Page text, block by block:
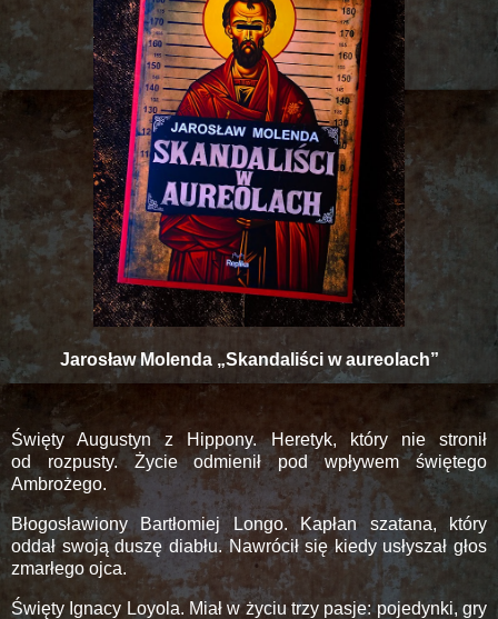
Jarosław Molenda „Skandaliści w aureolach”
Święty Augustyn z Hippony. Heretyk, który nie stronił
od rozpusty. Życie odmienił pod wpływem świętego
Ambrożego.
Błogosławiony Bartłomiej Longo. Kapłan szatana, który
oddał swoją duszę diabłu. Nawrócił się kiedy usłyszał głos
zmarłego ojca.
Święty Ignacy Loyola. Miał w życiu trzy pasje: pojedynki, gry